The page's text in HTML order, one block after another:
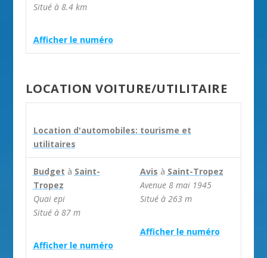
Situé à 8.4 km
Afficher le numéro
LOCATION VOITURE/UTILITAIRE
Location d'automobiles: tourisme et
utilitaires
Budget à Saint-
Tropez
Quai epi
Situé à 87 m
Afficher le numéro
Avis à Saint-Tropez
Avenue 8 mai 1945
Situé à 263 m
Afficher le numéro